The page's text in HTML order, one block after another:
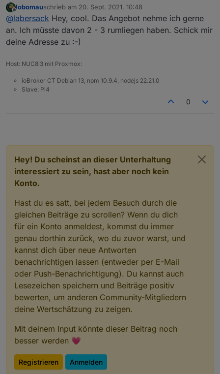
Offline
lobomauschrieb am 20. Sept. 2021, 10:48
zuletzt editiert von
@labersack Hey, cool. Das Angebot nehme ich gerne
an. Ich müsste davon 2 - 3 rumliegen haben. Schick mir
deine Adresse zu :-)
Host: NUC8i3 mit Proxmox:
ioBroker CT Debian 13, npm 10.9.4, nodejs 22.21.0
Slave: Pi4
0
Hey! Du scheinst an dieser Unterhaltung
interessiert zu sein, hast aber noch kein
Konto.
Hast du es satt, bei jedem Besuch durch die
gleichen Beiträge zu scrollen? Wenn du dich
für ein Konto anmeldest, kommst du immer
genau dorthin zurück, wo du zuvor warst, und
kannst dich über neue Antworten
benachrichtigen lassen (entweder per E-Mail
oder Push-Benachrichtigung). Du kannst auch
Lesezeichen speichern und Beiträge positiv
bewerten, um anderen Community-Mitgliedern
deine Wertschätzung zu zeigen.
Mit deinem Input könnte dieser Beitrag noch
besser werden 💗
Registrieren Anmelden